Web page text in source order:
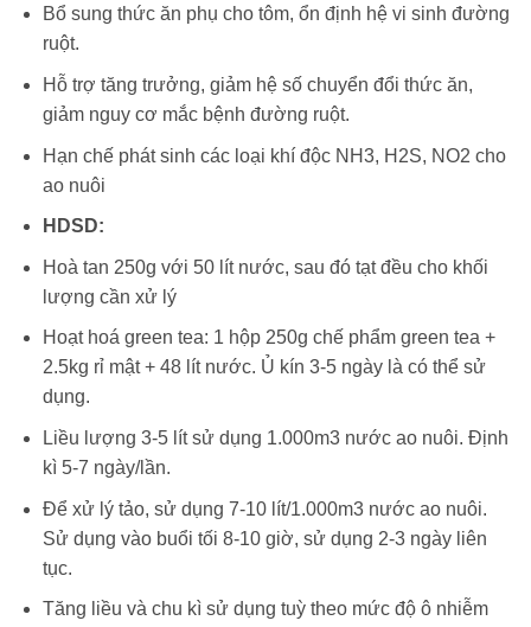
Bổ sung thức ăn phụ cho tôm, ổn định hệ vi sinh đường
ruột.
Hỗ trợ tăng trưởng, giảm hệ số chuyển đổi thức ăn,
giảm nguy cơ mắc bệnh đường ruột.
Hạn chế phát sinh các loại khí độc NH3, H2S, NO2 cho
ao nuôi
HDSD:
Hoà tan 250g với 50 lít nước, sau đó tạt đều cho khối
lượng cần xử lý
Hoạt hoá green tea: 1 hộp 250g chế phẩm green tea +
2.5kg rỉ mật + 48 lít nước. Ủ kín 3-5 ngày là có thể sử
dụng.
Liều lượng 3-5 lít sử dụng 1.000m3 nước ao nuôi. Định
kì 5-7 ngày/lần.
Để xử lý tảo, sử dụng 7-10 lít/1.000m3 nước ao nuôi.
Sử dụng vào buổi tối 8-10 giờ, sử dụng 2-3 ngày liên
tục.
Tăng liều và chu kì sử dụng tuỳ theo mức độ ô nhiễm